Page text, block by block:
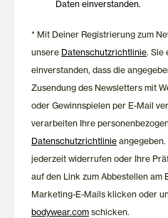
Daten einverstanden.
* Mit Deiner Registrierung zum
unsere Datenschutzrichtlinie. Sie
einverstanden, dass die
Zusendung des Newsletters mit
oder Gewinnspielen per E-Mail
verarbeiten Ihre
Datenschutzrichtlinie
jederzeit widerrufen oder Ihre
auf den Link zum Abbestellen am
Marketing-E-Mails klicken oder
bodywear.com schicken.